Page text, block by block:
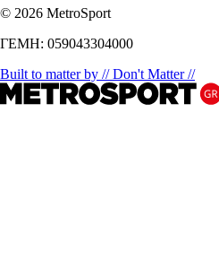
© 2026 MetroSport
ΓΕΜΗ: 059043304000
Built to matter by // Don't Matter //